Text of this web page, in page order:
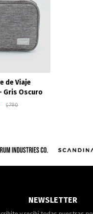
de Viaje
Gris Oscuro
$ 790
NEWSLETTER